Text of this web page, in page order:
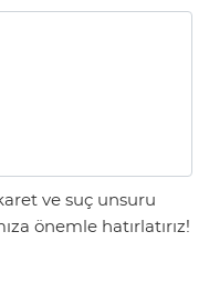
ve suç unsuru
önemle hatırlatırız!